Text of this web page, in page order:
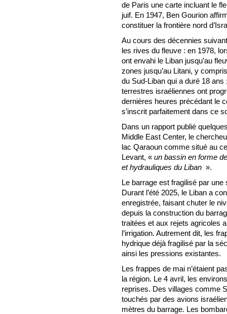
de Paris une carte incluant le
juif. En 1947, Ben Gourion
constituer la frontière nord
Au cours des décennies
les rives du fleuve : en 1978,
ont envahi le Liban jusqu’au
zones jusqu’au Litani, y
du Sud-Liban qui a duré 18
terrestres israéliennes ont
dernières heures précédant le
s’inscrit parfaitement dans ce
Dans un rapport publié
Middle East Center, le
lac Qaraoun comme situé au
Levant, « un bassin en forme
et hydrauliques du Liban ».
Le barrage est fragilisé par
Durant l’été 2025, le Liban a
enregistrée, faisant chuter le
depuis la construction du
traitées et aux rejets agricoles
l’irrigation. Autrement dit, les
hydrique déjà fragilisé par la
ainsi les pressions existantes.
Les frappes de mai n’étaient
la région. Le 4 avril, les
reprises. Des villages comme
touchés par des avions
mètres du barrage. Les